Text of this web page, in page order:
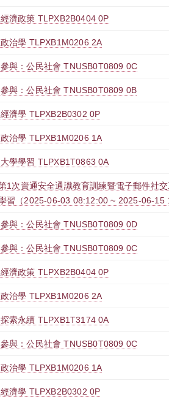
濟政策 TLPXB2B0404 0P
治學 TLPXB1M0206 2A
與：公民社會 TNUSB0T0809 0C
與：公民社會 TNUSB0T0809 0B
濟學 TLPXB2B0302 0P
治學 TLPXB1M0206 1A
學學習 TLPXB1T0863 0A
1次資通安全通識教育訓練暨電子郵件社
習（2025-06-03 08:12:00 ~ 2025-06-15
與：公民社會 TNUSB0T0809 0D
與：公民社會 TNUSB0T0809 0C
濟政策 TLPXB2B0404 0P
治學 TLPXB1M0206 2A
索永續 TLPXB1T3174 0A
與：公民社會 TNUSB0T0809 0C
治學 TLPXB1M0206 1A
濟學 TLPXB2B0302 0P